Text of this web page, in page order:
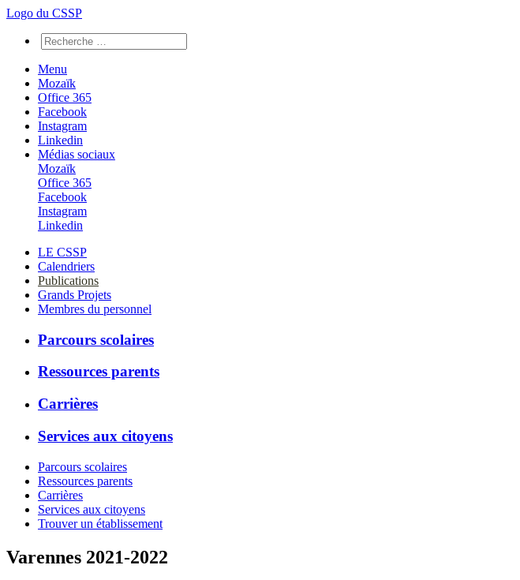
Logo du CSSP
Menu
Mozaïk
Office 365
Facebook
Instagram
Linkedin
Médias sociaux
Mozaïk
Office 365
Facebook
Instagram
Linkedin
LE CSSP
Calendriers
Publications
Grands Projets
Membres du personnel
Parcours scolaires
Ressources parents
Carrières
Services aux citoyens
Parcours scolaires
Ressources parents
Carrières
Services aux citoyens
Trouver un établissement
Varennes 2021-2022